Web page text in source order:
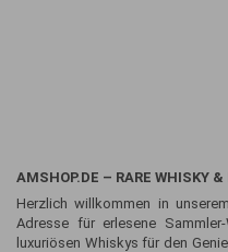
AMSHOP.DE – RARE WHISKY
Herzlich willkommen in
Adresse für erlesene
luxuriösen Whiskys für den